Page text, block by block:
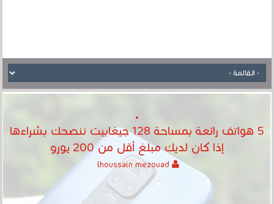
5 هواتف رائعة بمساحة 128 جيغابيت ننصحك بشراءها
إذا كان لديك مبلغ أقل من 200 يورو